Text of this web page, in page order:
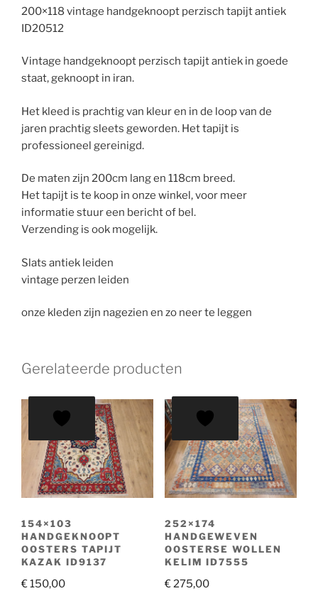
200×118 vintage handgeknoopt perzisch tapijt antiek
ID20512
Vintage handgeknoopt perzisch tapijt antiek in goede
staat, geknoopt in iran.
Het kleed is prachtig van kleur en in de loop van de
jaren prachtig sleets geworden. Het tapijt is
professioneel gereinigd.
De maten zijn 200cm lang en 118cm breed.
Het tapijt is te koop in onze winkel, voor meer
informatie stuur een bericht of bel.
Verzending is ook mogelijk.
Slats antiek leiden
vintage perzen leiden
onze kleden zijn nagezien en zo neer te leggen
Gerelateerde producten
154×103
HANDGEKNOOPT
OOSTERS TAPIJT
KAZAK ID9137
€150,00
252×174
HANDGEWEVEN
OOSTERSE WOLLEN
KELIM ID7555
€275,00